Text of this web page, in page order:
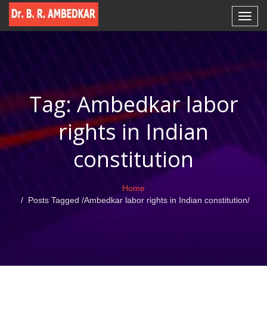
Tag: Ambedkar labor
rights in Indian
constitution
Home
Posts Tagged /Ambedkar labor rights in Indian constitution/